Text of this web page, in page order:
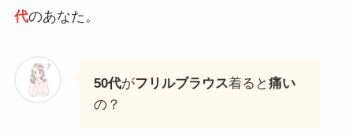
代のあなた。
50代がフリルブラウス着ると痛い
の？